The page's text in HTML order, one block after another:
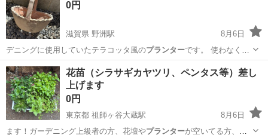
0円
滋賀県 野洲駅
8月6日
デニングに使用していたテラコッタ風のプランターです。 使わなくな
ったので欲しい方に…
滋賀 野洲市 野洲駅 家庭用品 テラコッタ
花苗（シラサギカヤツリ、ペンタス等）差し
上げます
0円
東京都 祖師ヶ谷大蔵駅
8月6日
ます！ガーデニング上級者の方、花壇やプランターが空いてる方、と